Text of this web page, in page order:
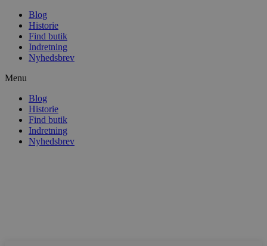
Blog
Historie
Find butik
Indretning
Nyhedsbrev
Menu
Blog
Historie
Find butik
Indretning
Nyhedsbrev